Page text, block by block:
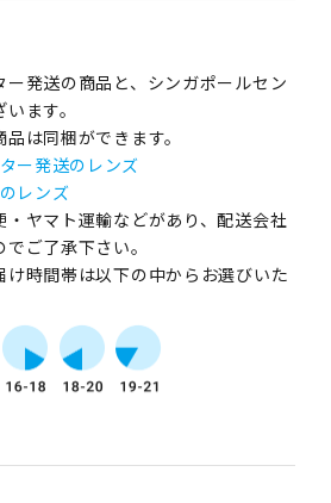
ー発送の商品と、シンガポールセン
ます。
は同梱ができます。
ー発送のレンズ
レンズ
ヤマト運輸などがあり、配送会社
ご了承下さい。
時間帯は以下の中からお選びいた